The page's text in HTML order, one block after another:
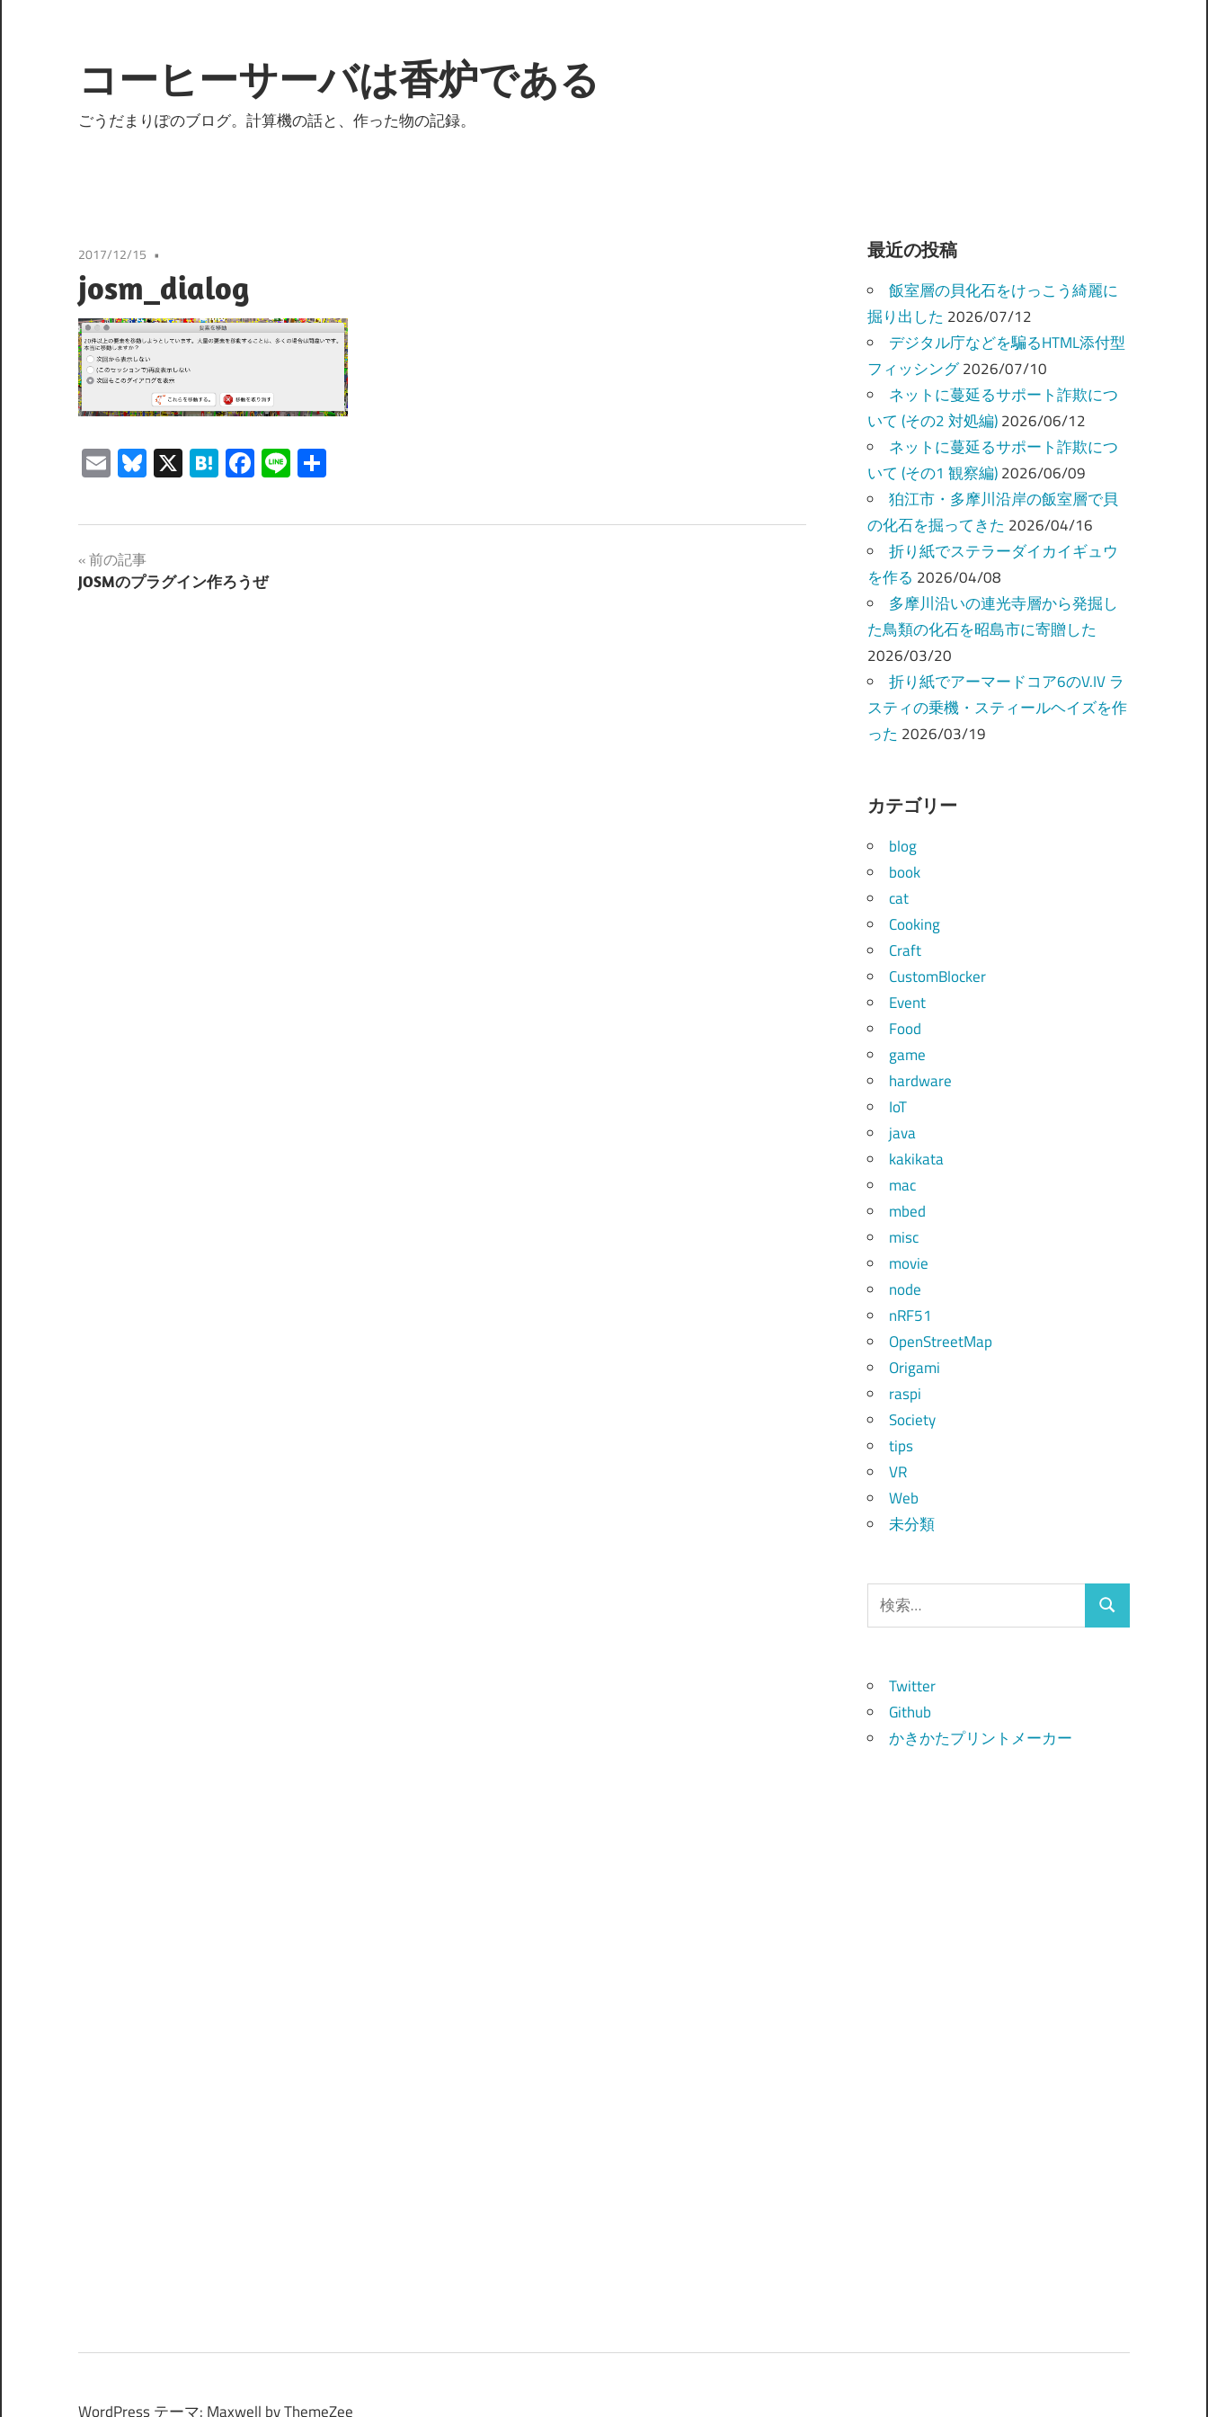
テ
ン
ツ
プ
コーヒーサーバは香炉である
ごうだまりぽのブログ。計算機の話と、作った物の記録。
2017/12/15
josm_dialog
EmailBluesky
X Hatena
Facebook
Line
投
稿
前の記事
JOSMのプラグイン作ろうぜ
最近の投稿
飯室層の貝化石をけっこう綺麗に
掘り出した 2026/07/12
デジタル庁などを騙るHTML添付型
フィッシング 2026/07/10
ネットに蔓延るサポート詐欺につ
いて (その2 対処編) 2026/06/12
ネットに蔓延るサポート詐欺につ
いて (その1 観察編) 2026/06/09
狛江市・多摩川沿岸の飯室層で貝
の化石を掘ってきた 2026/04/16
折り紙でステラーダイカイギュウ
を作る 2026/04/08
多摩川沿いの連光寺層から発掘し
た鳥類の化石を昭島市に寄贈した
2026/03/20
折り紙でアーマードコア6のV.IV ラ
スティの乗機・スティールヘイズを作
った 2026/03/19
カテゴリー
blog
book
cat
Cooking
Craft
CustomBlocker
Event
Food
game
hardware
IoT
java
kakikata
mac
mbed
misc
movie
node
nRF51
OpenStreetMap
Origami
raspi
Society
tips
VR
Web
未分類
索:
検
Twitter
Github
かきかたプリントメーカー
WordPress テーマ: Maxwell by ThemeZee